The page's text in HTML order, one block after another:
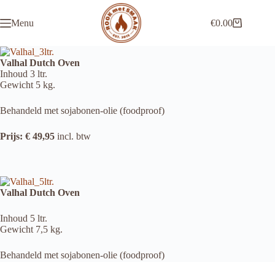
de Menu Winkelwagen
€0.00
Valhal Dutch Oven
Inhoud 3 ltr.
Gewicht 5 kg.
Behandeld met sojabonen-olie (foodproof)
Prijs: € 49,95 incl. btw
Valhal Dutch Oven
Inhoud 5 ltr.
Gewicht 7,5 kg.
Behandeld met sojabonen-olie (foodproof)